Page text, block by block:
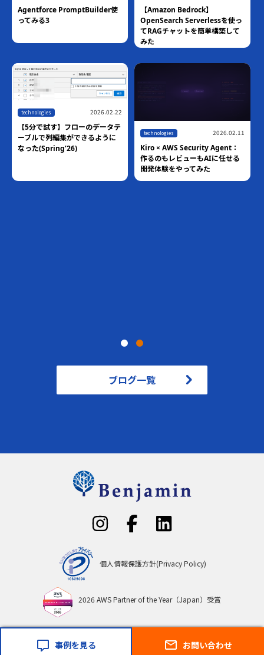
事例を見る お問い合わせ
Agentforce PromptBuilder使
ってみる3
【Amazon Bedrock】
OpenSearch Serverlessを使っ
てRAGチャットを簡単構築して
みた
technologies 2026.02.22
【5分で試す】フローのデータテ
ーブルで列編集ができるように
なった(Spring’26)
technologies 2026.02.11
Kiro × AWS Security Agent：
作るのもレビューもAIに任せる
開発体験をやってみた
ブログ一覧
個人情報保護方針(Privacy Policy)
2026 AWS Partner of the Year（Japan）受賞